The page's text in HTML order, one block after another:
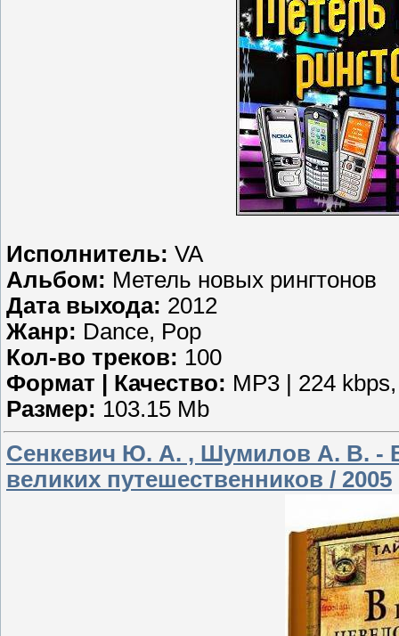
Исполнитель: VA
Альбом: Метель новых рингтонов
Дата выхода: 2012
Жанр: Dance, Pop
Кол-во треков: 100
Формат | Качество: MP3 | 224
Размер: 103.15 Mb
Сенкевич Ю. А. , Шумилов А. В. -
великих путешественников / 2005